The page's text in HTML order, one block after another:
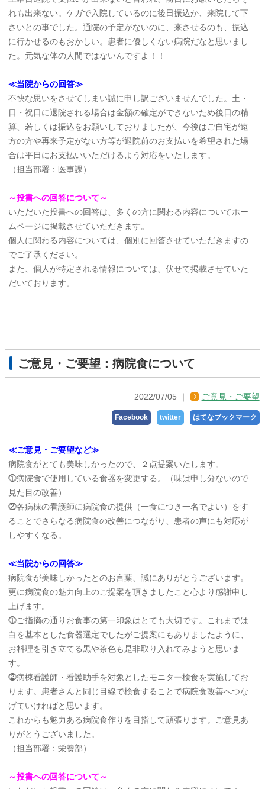
れも出来ない。ケガで入院しているのに後日振込か、来院して下
さいとの事でした。通院の予定がないのに、来させるのも、振込
に行かせるのもおかしい。患者に優しくない病院だなと思いまし
た。元気な体の人間ではないんですよ！！
≪当院からの回答≫
不快な思いをさせてしまい誠に申し訳ございませんでした。土・
日・祝日に退院される場合は金額の確定ができないため後日の精
算、若しくは振込をお願いしておりましたが、今後はご自宅が遠
方の方や再来予定がない方等が退院前のお支払いを希望された場
合は平日にお支払いいただけるよう対応をいたします。
（担当部署：医事課）
～投書への回答について～
いただいた投書への回答は、多くの方に関わる内容についてホー
ムページに掲載させていただきます。
個人に関わる内容については、個別に回答させていただきますの
でご了承ください。
また、個人が特定される情報については、伏せて掲載させていた
だいております。
ご意見・ご要望：病院食について
2022/07/05 ご意見・ご要望
Facebook twitter はてなブックマーク
≪ご意見・ご要望など≫
病院食がとても美味しかったので、２点提案いたします。
⓵病院食で使用している食器を変更する。（味は申し分ないので
見た目の改善）
⓶各病棟の看護師に病院食の提供（一食につき一名でよい）をす
ることでさらなる病院食の改善につながり、患者の声にも対応が
しやすくなる。
≪当院からの回答≫
病院食が美味しかったとのお言葉、誠にありがとうございます。
更に病院食の魅力向上のご提案を頂きましたこと心より感謝申し
上げます。
⓵ご指摘の通りお食事の第一印象はとても大切です。これまでは
白を基本とした食器選定でしたがご提案にもありましたように、
お料理を引き立てる黒や茶色も是非取り入れてみようと思いま
す。
⓶病棟看護師・看護助手を対象としたモニター検食を実施してお
ります。患者さんと同じ目線で検食することで病院食改善へつな
げていければと思います。
これからも魅力ある病院食作りを目指して頑張ります。ご意見あ
りがとうございました。
（担当部署：栄養部）
～投書への回答について～